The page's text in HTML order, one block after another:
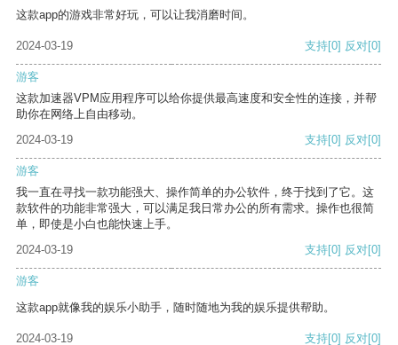
这款app的游戏非常好玩，可以让我消磨时间。
2024-03-19 支持[0] 反对[0]
游客
这款加速器VPM应用程序可以给你提供最高速度和安全性的连接，并帮
助你在网络上自由移动。
2024-03-19
支持[0] 反对[0]
游客
我一直在寻找一款功能强大、操作简单的办公软件，终于找到了它。这
款软件的功能非常强大，可以满足我日常办公的所有需求。操作也很简
单，即使是小白也能快速上手。
2024-03-19
支持[0] 反对[0]
游客
这款app就像我的娱乐小助手，随时随地为我的娱乐提供帮助。
2024-03-19 支持[0] 反对[0]